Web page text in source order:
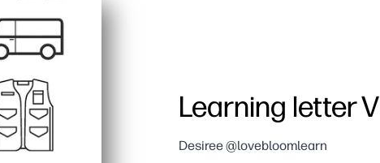
Learning letter V
Desiree @lovebloomlearn